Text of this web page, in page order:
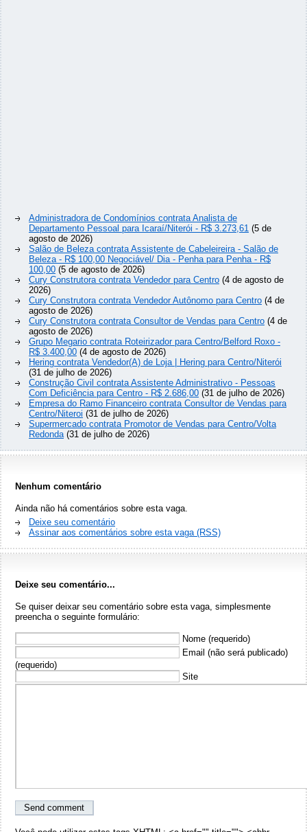
Administradora de Condomínios contrata Analista de
Departamento Pessoal para Icaraí/Niterói - R$ 3.273,61 (5 de
agosto de 2026)
Salão de Beleza contrata Assistente de Cabeleireira - Salão de
Beleza - R$ 100,00 Negociável/ Dia - Penha para Penha - R$
100,00 (5 de agosto de 2026)
Cury Construtora contrata Vendedor para Centro (4 de agosto de
2026)
Cury Construtora contrata Vendedor Autônomo para Centro (4 de
agosto de 2026)
Cury Construtora contrata Consultor de Vendas para Centro (4 de
agosto de 2026)
Grupo Megario contrata Roteirizador para Centro/Belford Roxo -
R$ 3.400,00 (4 de agosto de 2026)
Hering contrata Vendedor(A) de Loja | Hering para Centro/Niterói
(31 de julho de 2026)
Construção Civil contrata Assistente Administrativo - Pessoas
Com Deficiência para Centro - R$ 2.686,00 (31 de julho de 2026)
Empresa do Ramo Financeiro contrata Consultor de Vendas para
Centro/Niteroi (31 de julho de 2026)
Supermercado contrata Promotor de Vendas para Centro/Volta
Redonda(31 de julho de 2026)
Nenhum comentário
Ainda não há comentários sobre esta vaga.
Deixe seu comentário
Assinar aos comentários sobre esta vaga (RSS)
Deixe seu comentário...
Se quiser deixar seu comentário sobre esta vaga, simplesmente
preencha o seguinte formulário:
Nome (requerido)
Email (não será publicado)
(requerido)
Site